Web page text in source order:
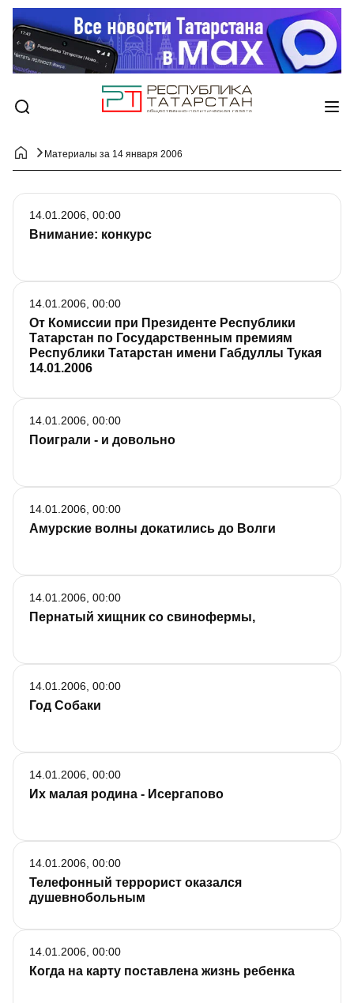
Материалы за 14 января 2006
Внимание: конкурс
14.01.2006, 00:00
От Комиссии при Президенте Республики
Татарстан по Государственным премиям
Республики Татарстан имени Габдуллы Тукая
14.01.2006
14.01.2006, 00:00
Поиграли - и довольно
14.01.2006, 00:00
Амурские волны докатились до Волги
14.01.2006, 00:00
Пернатый хищник со свинофермы,
14.01.2006, 00:00
Год Собаки
14.01.2006, 00:00
Их малая родина - Исергапово
14.01.2006, 00:00
Телефонный террорист оказался
душевнобольным
14.01.2006, 00:00
Когда на карту поставлена жизнь ребенка
14.01.2006, 00:00